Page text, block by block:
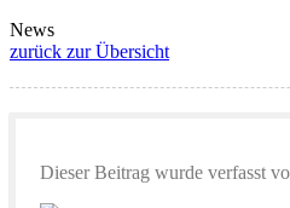
News
zurück zur Übersicht
Dieser Beitrag wurde verfasst